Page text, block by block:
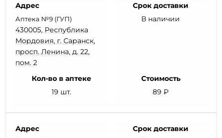
Адрес
Аптека №9 (ГУП)
430005, Республика
Мордовия, г. Саранск,
просп. Ленина, д. 22,
пом. 2
Срок доставки
В наличии
Кол-во в аптеке
19 шт.
Стоимость
89 ₽
Адрес
Срок доставки